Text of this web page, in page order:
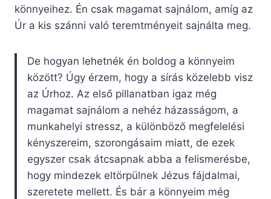
könnyeihez. Én csak magamat sajnálom, amíg az
Úr a kis szánni való teremtményeit sajnálta meg.
De hogyan lehetnék én boldog a könnyeim
között? Úgy érzem, hogy a sírás közelebb visz
az Úrhoz. Az első pillanatban igaz még
magamat sajnálom a nehéz házasságom, a
munkahelyi stressz, a különböző megfelelési
kényszereim, szorongásaim miatt, de ezek
egyszer csak átcsapnak abba a felismerésbe,
hogy mindezek eltörpülnek Jézus fájdalmai,
szeretete mellett. És bár a könnyeim még